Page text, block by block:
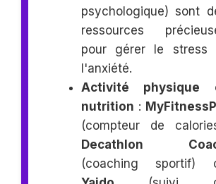
psychologique) sont
ressources
pour gérer le stress
l'anxiété.
Activité physique
nutrition :
(compteur de
Decathlon
(coaching sportif)